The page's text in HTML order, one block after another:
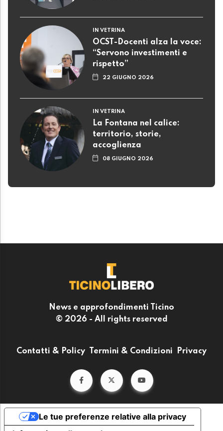
IN VETRINA
OCST-Docenti alza la voce:
“Servono investimenti e
rispetto”
22 GIUGNO 2026
IN VETRINA
La Fontana nel calice:
territorio, storie,
accoglienza
08 GIUGNO 2026
News e approfondimenti Ticino
© 2026 - All rights reserved
Contatti & Policy Termini & Condizioni Privacy
Le tue preferenze relative alla privacy